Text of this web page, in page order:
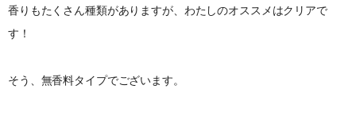
香りもたくさん種類がありますが、わたしのオススメはクリアで
す！
そう、無香料タイプでございます。